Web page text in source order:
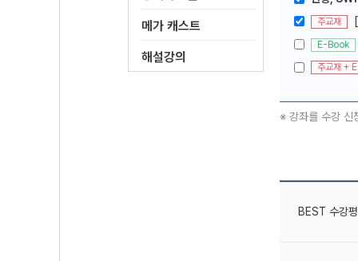
메가 캐스트
해설강의
주교재
E-Book
주교재 +
※ 강좌를 수강 신
BEST 수강평